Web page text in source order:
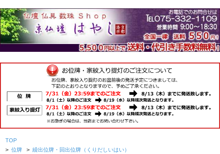
TOP
> 位牌 > 繰出位牌・回出位牌（くりだしいはい）